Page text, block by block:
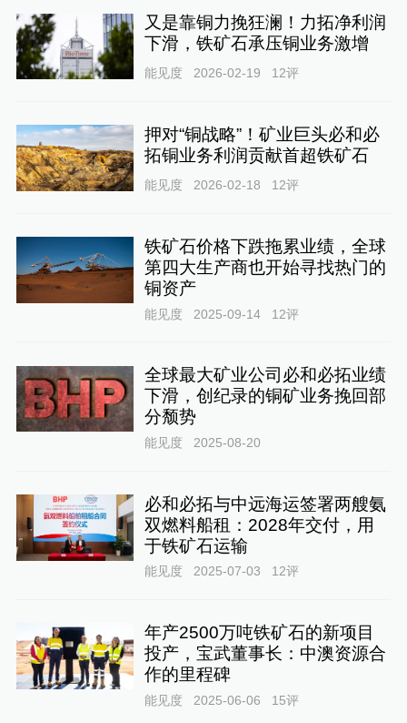
又是靠铜力挽狂澜！力拓净利润
下滑，铁矿石承压铜业务激增
能见度 2026-02-19 12评
押对“铜战略”！矿业巨头必和必
拓铜业务利润贡献首超铁矿石
能见度 2026-02-18 12评
铁矿石价格下跌拖累业绩，全球
第四大生产商也开始寻找热门的
铜资产
能见度 2025-09-14 12评
全球最大矿业公司必和必拓业绩
下滑，创纪录的铜矿业务挽回部
分颓势
能见度 2025-08-20
必和必拓与中远海运签署两艘氨
双燃料船租：2028年交付，用
于铁矿石运输
能见度 2025-07-03 12评
年产2500万吨铁矿石的新项目
投产，宝武董事长：中澳资源合
作的里程碑
能见度 2025-06-06 15评